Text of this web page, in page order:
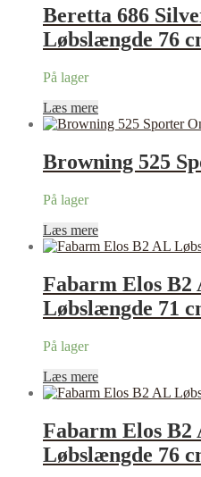
Beretta 686
Løbslængde 76
På lager
Læs mere
Browning 525
På lager
Læs mere
Fabarm Elos B2
Løbslængde 71
På lager
Læs mere
Fabarm Elos B2
Løbslængde 76